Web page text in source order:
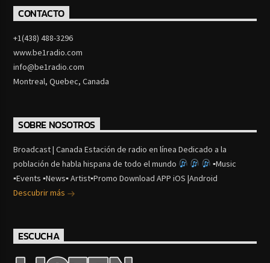
CONTACTO
+1(438) 488-3296
www.be1radio.com
info@be1radio.com
Montreal, Quebec, Canada
SOBRE NOSOTROS
Broadcast | Canada Estación de radio en línea Dedicado a la
población de habla hispana de todo el mundo
▪Music
▪Events ▪News▪ Artist▪Promo Download APP iOS |Android
Descubrir más
ESCUCHA